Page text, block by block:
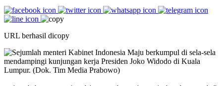
URL berhasil dicopy